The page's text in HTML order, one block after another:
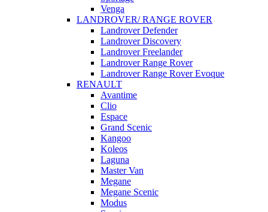
Venga
LANDROVER/ RANGE ROVER
Landrover Defender
Landrover Discovery
Landrover Freelander
Landrover Range Rover
Landrover Range Rover Evoque
RENAULT
Avantime
Clio
Espace
Grand Scenic
Kangoo
Koleos
Laguna
Master Van
Megane
Megane Scenic
Modus